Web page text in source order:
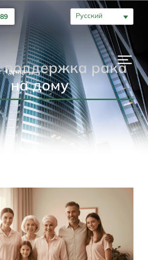
Русский
поддержка рака
на дому